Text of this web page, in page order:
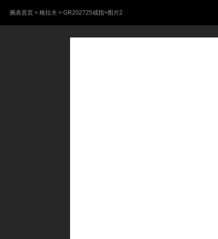
腕表首页 > 格拉夫 > GR202725戒指>图片2